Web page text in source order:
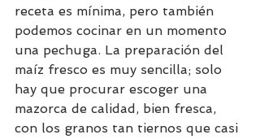
receta es mínima, pero también
podemos cocinar en un momento
una pechuga. La preparación del
maíz fresco es muy sencilla; solo
hay que procurar escoger una
mazorca de calidad, bien fresca,
con los granos tan tiernos que casi